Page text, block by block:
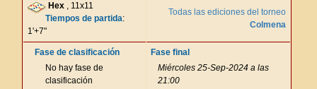
Hex , 11x11
Tiempos de partida:
1'+7"
Todas las ediciones del torneo
Colmena
Fase de clasificación
No hay fase de
clasificación
Fase final
Miércoles 25-Sep-2024 a las
21:00